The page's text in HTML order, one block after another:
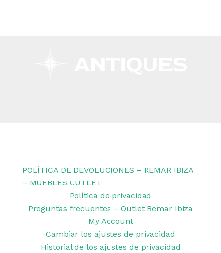
POLÍTICA DE DEVOLUCIONES – REMAR IBIZA
– MUEBLES OUTLET
Política de privacidad
Preguntas frecuentes – Outlet Remar Ibiza
My Account
Cambiar los ajustes de privacidad
Historial de los ajustes de privacidad